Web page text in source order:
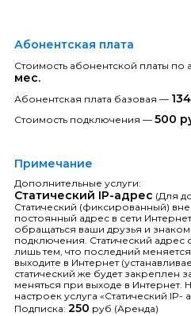
Абонентская плата
Стоимость абонентской платы по
мес.
Абонентская плата базовая —
Стоимость подключения — 500
Примечание
Дополнительные услуги:
Статический IP-адрес (Для
Статический (фиксированный)
постоянный адрес в сети
обращаться ваши друзья и
подключения. Статический адрес
лишь тем, что последний
выходите в Интернет
статический же будет закреплен
меняться при выходе в Интернет.
настроек услуга «Статический IP-
Подписка: 250 руб (Аренда)